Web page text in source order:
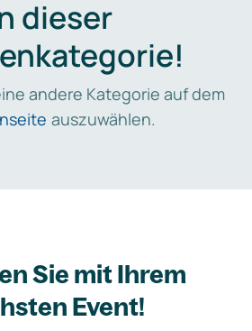
dieser
andere Kategorie auf dem
auszuwählen.
Sie mit Ihrem
Event!